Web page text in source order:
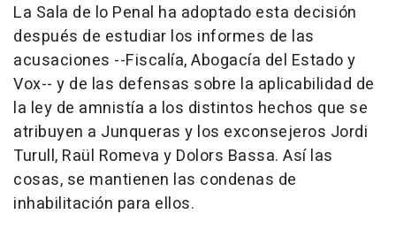
La Sala de lo Penal ha adoptado esta decisión
después de estudiar los informes de las
acusaciones --Fiscalía, Abogacía del Estado y
Vox-- y de las defensas sobre la aplicabilidad de
la ley de amnistía a los distintos hechos que se
atribuyen a Junqueras y los exconsejeros Jordi
Turull, Raül Romeva y Dolors Bassa. Así las
cosas, se mantienen las condenas de
inhabilitación para ellos.